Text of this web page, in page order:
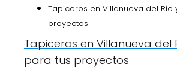
Tapiceros en Villanueva del Río
proyectos
Tapiceros en Villanueva del
para tus proyectos